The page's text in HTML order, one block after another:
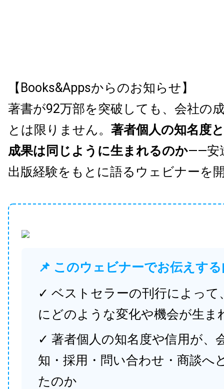
【Books&Appsからのお知らせ】
著書が92万部を突破しても、会社の
とは限りません。 著者個人の知名度
成果は同じように生まれるのか——安
出版経験をもとに語るウェビナーを
📌 このウェビナーでお伝えす
✓ ベストセラーの刊行によって
にどのような変化や機会が生ま
✓ 著者個人の知名度や信用が、
知・採用・問い合わせ・商談へ
たのか